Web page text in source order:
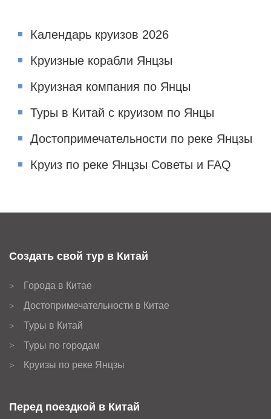
Календарь круизов 2026
Круизные корабли Янцзы
Круизная компания по Янцы
Туры в Китай с круизом по Янцы
Достопримечательности по реке Янцзы
Круиз по реке Янцзы Советы и FAQ
Создать свой тур в Китай
>
Города в Китае
>
Достопримечательности в Китае
>
Туры в Китай
>
Туры по городам
>
Круизы по реке Янцзы
Перед поездкой в Китай